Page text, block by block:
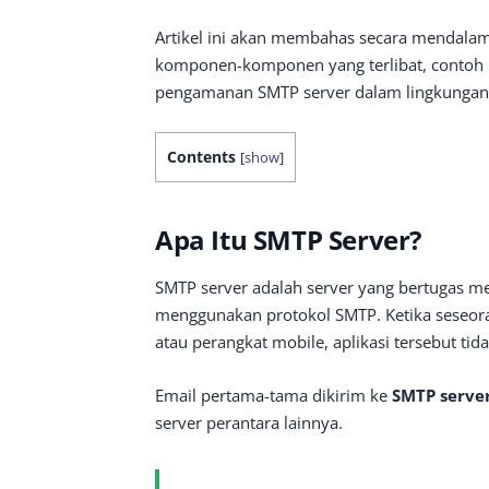
Artikel ini akan membahas secara
komponen-komponen yang terlibat,
pengamanan SMTP server dalam
Contents [show]
Apa Itu SMTP Server?
SMTP server adalah server yang bertugas
menggunakan protokol SMTP. Ketika
atau perangkat mobile, aplikasi tersebut
Email pertama-tama dikirim ke SMTP
server perantara lainnya.